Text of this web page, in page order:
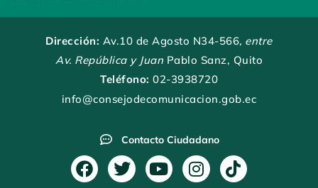
Dirección: Av.10 de Agosto N34-566, entre
Av. República y Juan Pablo Sanz, Quito
Teléfono: 02-3938720
info@consejodecomunicacion.gob.ec
Contacto Ciudadano
F
T
Y
I
T